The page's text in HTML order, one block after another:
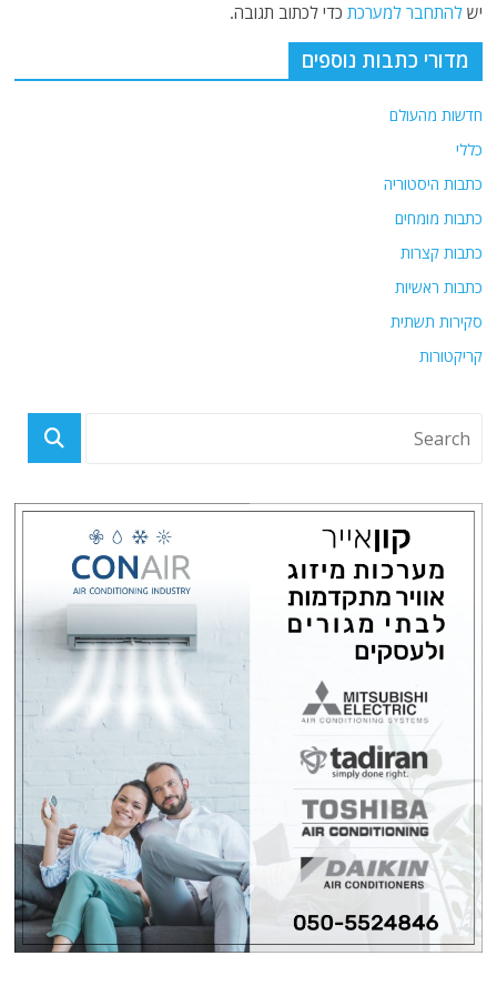
ישלהתחבר למערכת כדי לכתוב תגובה.
מדורי כתבות נוספים
חדשות מהעולם
כללי
כתבות היסטוריה
כתבות מומחים
כתבות קצרות
כתבות ראשיות
סקירות תשתית
קריקטורות